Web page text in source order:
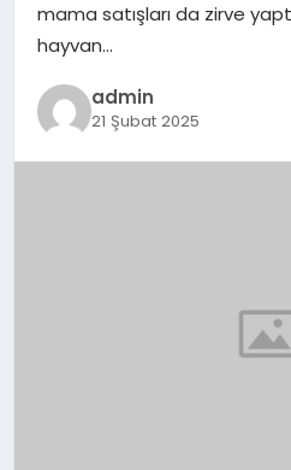
MAGAZİN
EĞİTİM
mama satışları da zirve
hayvan…
admin
21 Şubat 2025